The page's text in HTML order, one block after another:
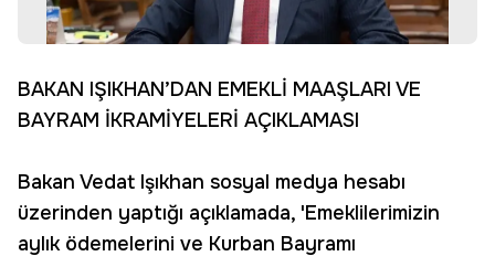
BAKAN IŞIKHAN’DAN EMEKLİ MAAŞLARI VE
BAYRAM İKRAMİYELERİ AÇIKLAMASI
Bakan Vedat Işıkhan sosyal medya hesabı
üzerinden yaptığı açıklamada, 'Emeklilerimizin
aylık ödemelerini ve Kurban Bayramı